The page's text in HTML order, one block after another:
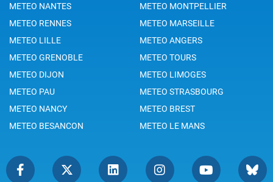
METEO NANTES
METEO MONTPELLIER
METEO RENNES
METEO MARSEILLE
METEO LILLE
METEO ANGERS
METEO GRENOBLE
METEO TOURS
METEO DIJON
METEO LIMOGES
METEO PAU
METEO STRASBOURG
METEO NANCY
METEO BREST
METEO BESANCON
METEO LE MANS